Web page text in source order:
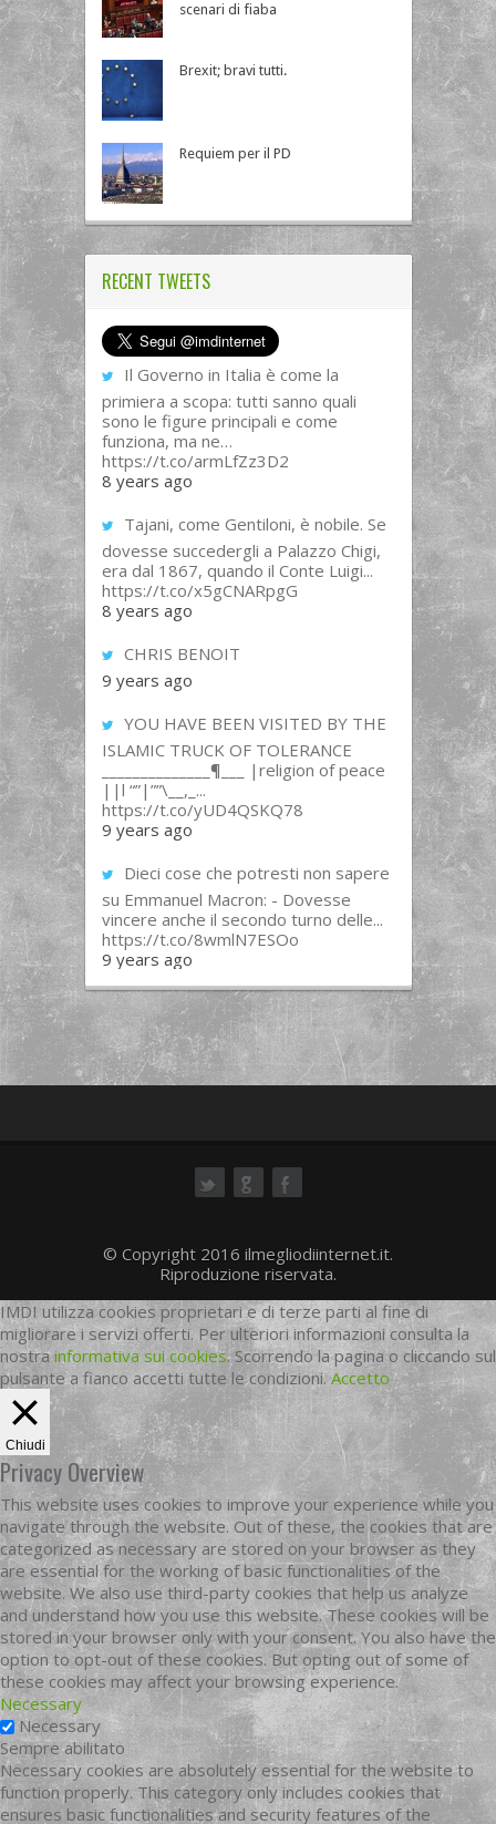
scenari di fiaba
Brexit; bravi tutti.
Requiem per il PD
RECENT TWEETS
Il Governo in Italia è come la
primiera a scopa: tutti sanno quali
sono le figure principali e come
funziona, ma ne…
https://t.co/armLfZz3D2
8 years ago
Tajani, come Gentiloni, è nobile. Se
dovesse succedergli a Palazzo Chigi,
era dal 1867, quando il Conte Luigi...
https://t.co/x5gCNARpgG
8 years ago
CHRIS BENOIT
9 years ago
YOU HAVE BEEN VISITED BY THE
ISLAMIC TRUCK OF TOLERANCE
______________¶___ |religion of peace
||l “”|””\__,_...
https://t.co/yUD4QSKQ78
9 years ago
Dieci cose che potresti non sapere
su Emmanuel Macron: - Dovesse
vincere anche il secondo turno delle...
https://t.co/8wmlN7ESOo
9 years ago
© Copyright 2016 ilmegliodiinternet.it.
Riproduzione riservata.
IMDI utilizza cookies proprietari e di terze parti al fine di
migliorare i servizi offerti. Per ulteriori informazioni consulta la
nostrainformativa sui cookies. Scorrendo la pagina o cliccando sul
pulsante a fianco accetti tutte le condizioni.Accetto
Chiudi
Privacy Overview
This website uses cookies to improve your experience while you
navigate through the website. Out of these, the cookies that are
categorized as necessary are stored on your browser as they
are essential for the working of basic functionalities of the
website. We also use third-party cookies that help us analyze
and understand how you use this website. These cookies will be
stored in your browser only with your consent. You also have the
option to opt-out of these cookies. But opting out of some of
these cookies may affect your browsing experience.
Necessary
Necessary
Sempre abilitato
Necessary cookies are absolutely essential for the website to
function properly. This category only includes cookies that
ensures basic functionalities and security features of the